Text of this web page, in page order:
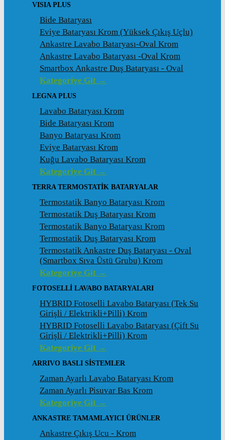
VISIA PLUS
Bide Bataryası
Eviye Bataryası Krom (Yüksek Çıkış Uçlu)
Ankastre Lavabo Bataryası-Oval Krom
Ankastre Lavabo Bataryası -Oval Krom
Smartbox Ankastre Duş Bataryası - Oval
Kategoriye Git →
LEGNA PLUS
Lavabo Bataryası Krom
Bide Bataryası Krom
Banyo Bataryası Krom
Eviye Bataryası Krom
Kuğu Lavabo Bataryası Krom
Kategoriye Git →
TERRA TERMOSTATİK BATARYALAR
Termostatik Banyo Bataryası Krom
Termostatik Duş Bataryası Krom
Termostatik Banyo Bataryası Krom
Termostatik Duş Bataryası Krom
Termostatik Ankastre Duş Bataryası - Oval
(Smartbox Sıva Üstü Grubu) Krom
Kategoriye Git →
FOTOSELLİ LAVABO BATARYALARI
HYBRID Fotoselli Lavabo Bataryası (Tek Su
Girişli / Elektrikli+Pilli) Krom
HYBRID Fotoselli Lavabo Bataryası (Çift Su
Girişli / Elektrikli+Pilli) Krom
Kategoriye Git →
ARRIVO BASLI SİSTEMLER
Zaman Ayarlı Lavabo Bataryası Krom
Zaman Ayarlı Pisuvar Bas Krom
Kategoriye Git →
ANKASTRE TAMAMLAYICI ÜRÜNLER
Ankastre Çıkış Ucu - Krom